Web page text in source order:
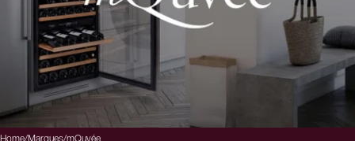
Home/Marques/mQuvée